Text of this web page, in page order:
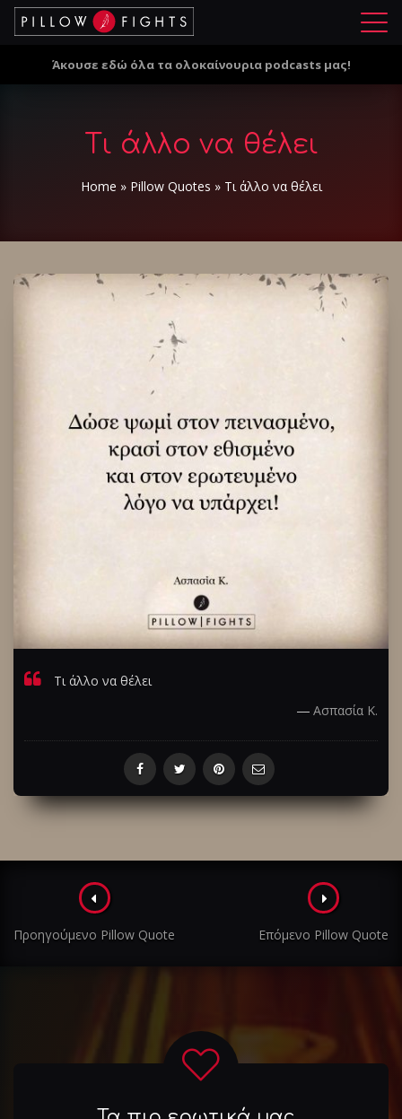
Μ
ο
Άκουσε εδώ όλα τα ολοκαίνουρια podcasts μας!
Τι άλλο να θέλει
Home » Pillow Quotes » Τι άλλο να θέλει
Τι άλλο να θέλει
― Ασπασία Κ.
Πλοήγηση
στα
άρθρα
Προηγούμενο Pillow Quote Επόμενο Pillow Quote